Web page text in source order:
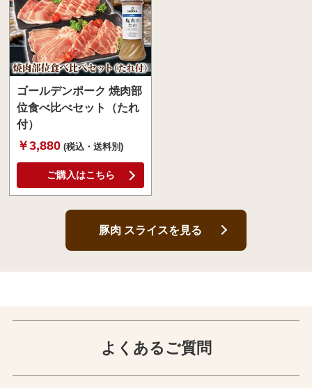
ゴールデンポーク 焼肉部
位食べ比べセット（たれ
付）
￥3,880 (税込・送料別)
ご購入はこちら
豚肉 スライスを見る
よくあるご質問